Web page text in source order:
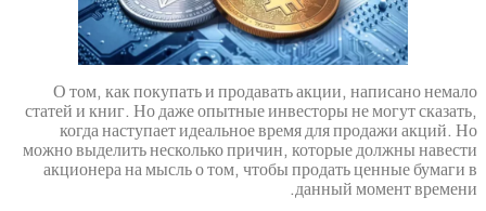
О том, как покупать и продавать акции,
статей и книг. Но даже опытные инвесторы
когда наступает идеальное время для
можно выделить несколько причин,
акционера на мысль о том, чтобы
данный